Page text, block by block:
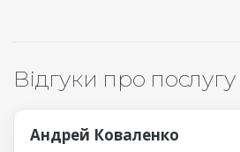
Відгуки про послугу
Андрей Коваленко